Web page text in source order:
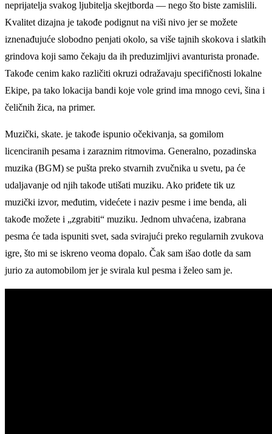
neprijatelja svakog ljubitelja skejtborda — nego što biste zamislili.
Kvalitet dizajna je takođe podignut na viši nivo jer se možete
iznenađujuće slobodno penjati okolo, sa više tajnih skokova i slatkih
grindova koji samo čekaju da ih preduzimljivi avanturista pronađe.
Takođe cenim kako različiti okruzi odražavaju specifičnosti lokalne
Ekipe, pa tako lokacija bandi koje vole grind ima mnogo cevi, šina i
čeličnih žica, na primer.
Muzički, skate. je takođe ispunio očekivanja, sa gomilom
licenciranih pesama i zaraznim ritmovima. Generalno, pozadinska
muzika (BGM) se pušta preko stvarnih zvučnika u svetu, pa će
udaljavanje od njih takođe utišati muziku. Ako priđete tik uz
muzički izvor, međutim, videćete i naziv pesme i ime benda, ali
takođe možete i „zgrabiti“ muziku. Jednom uhvaćena, izabrana
pesma će tada ispuniti svet, sada svirajući preko regularnih zvukova
igre, što mi se iskreno veoma dopalo. Čak sam išao dotle da sam
jurio za automobilom jer je svirala kul pesma i želeo sam je.